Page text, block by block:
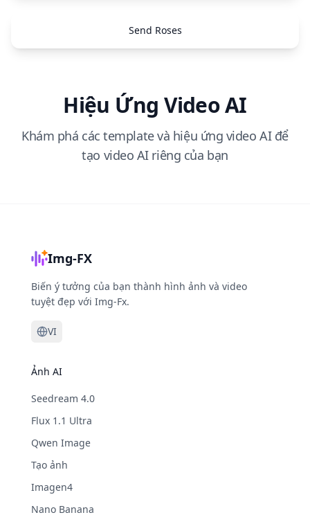
Send Roses
Hiệu Ứng Video AI
Khám phá các template và hiệu ứng video AI để
tạo video AI riêng của bạn
Img-FX
Biến ý tưởng của bạn thành hình ảnh và video
tuyệt đẹp với Img-Fx.
VI
Ảnh AI
Seedream 4.0
Flux 1.1 Ultra
Qwen Image
Tạo ảnh
Imagen4
Nano Banana